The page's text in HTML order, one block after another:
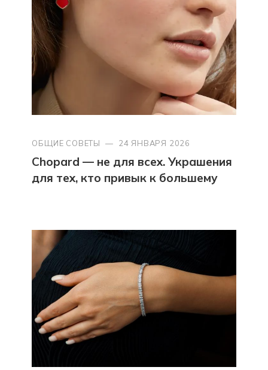
ОБЩИЕ СОВЕТЫ — 24 ЯНВАРЯ 2026
Chopard — не для всех. Украшения
для тех, кто привык к большему